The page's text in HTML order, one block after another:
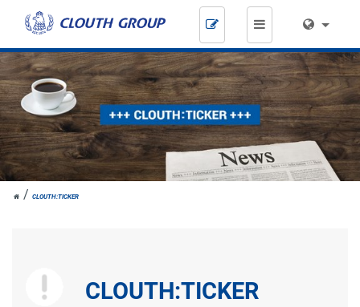
Zum
Inhalt
springen
HOME
CLOUTH:TICKER
CLOUTH:TICKER